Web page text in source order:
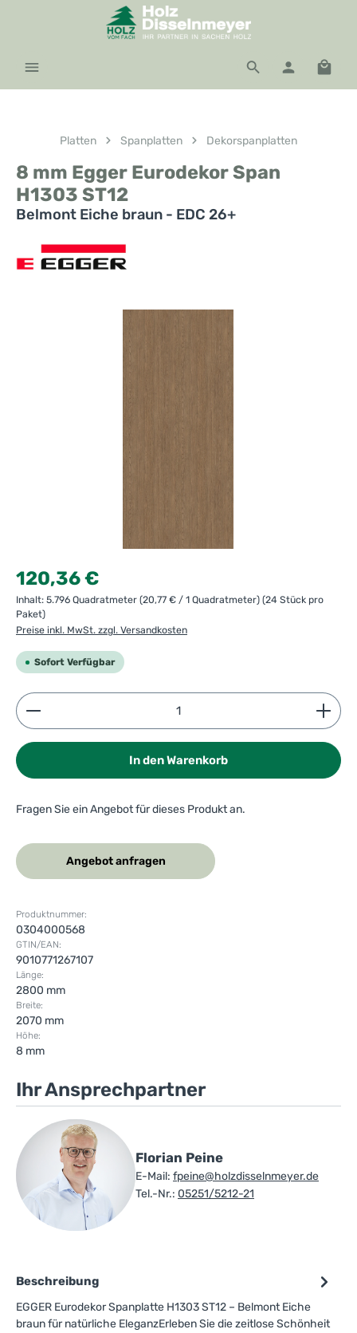
Zum Hauptinhalt springen
Platten Spanplatten Dekorspanplatten
8 mm Egger Eurodekor Span
H1303 ST12
Belmont Eiche braun - EDC 26+
Regulärer Preis:
120,36 €
Inhalt: 5.796 Quadratmeter (20,77 € / 1 Quadratmeter) (24 Stück pro
Paket)
Preise inkl. MwSt. zzgl. Versandkosten
Sofort Verfügbar
Produkt Anzahl: Gib den gewünschten Wert ein
In den Warenkorb
Fragen Sie ein Angebot für dieses Produkt an.
Angebot anfragen
Produktnummer:
0304000568
GTIN/EAN:
9010771267107
Länge:
2800 mm
Breite:
2070 mm
Höhe:
8 mm
Ihr Ansprechpartner
Florian Peine
E-Mail: fpeine@holzdisselnmeyer.de
Tel.-Nr.: 05251/5212-21
Beschreibung
EGGER Eurodekor Spanplatte H1303 ST12 – Belmont Eiche
braun für natürliche EleganzErleben Sie die zeitlose Schönheit